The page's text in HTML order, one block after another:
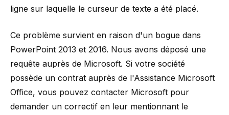
ligne sur laquelle le curseur de texte a été placé.
Ce problème survient en raison d'un bogue dans
PowerPoint 2013 et 2016. Nous avons déposé une
requête auprès de Microsoft. Si votre société
possède un contrat auprès de l'Assistance Microsoft
Office, vous pouvez contacter Microsoft pour
demander un correctif en leur mentionnant le